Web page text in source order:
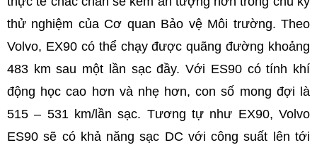
thử nghiệm của Cơ quan Bảo vệ Môi trường. Theo
Volvo, EX90 có thể chạy được quãng đường khoảng
483 km sau một lần sạc đầy. Với ES90 có tính khí
động học cao hơn và nhẹ hơn, con số mong đợi là
515 – 531 km/lần sạc. Tương tự như EX90, Volvo
ES90 sẽ có khả năng sạc DC với công suất lên tới